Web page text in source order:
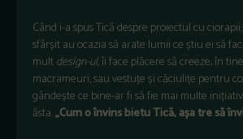
Când i-a spus Tică despre proiectul cu
sfârșit au ocazia să arate lumii ce știu ei să
multdesign-ul, îi face plăcere să creeze; în
macrameuri, sau vestuțe și căciulițe pentru
gândește ce bine-ar fi să fie mai multe
ăsta.„Cum o învins bietu Tică, așa tre să